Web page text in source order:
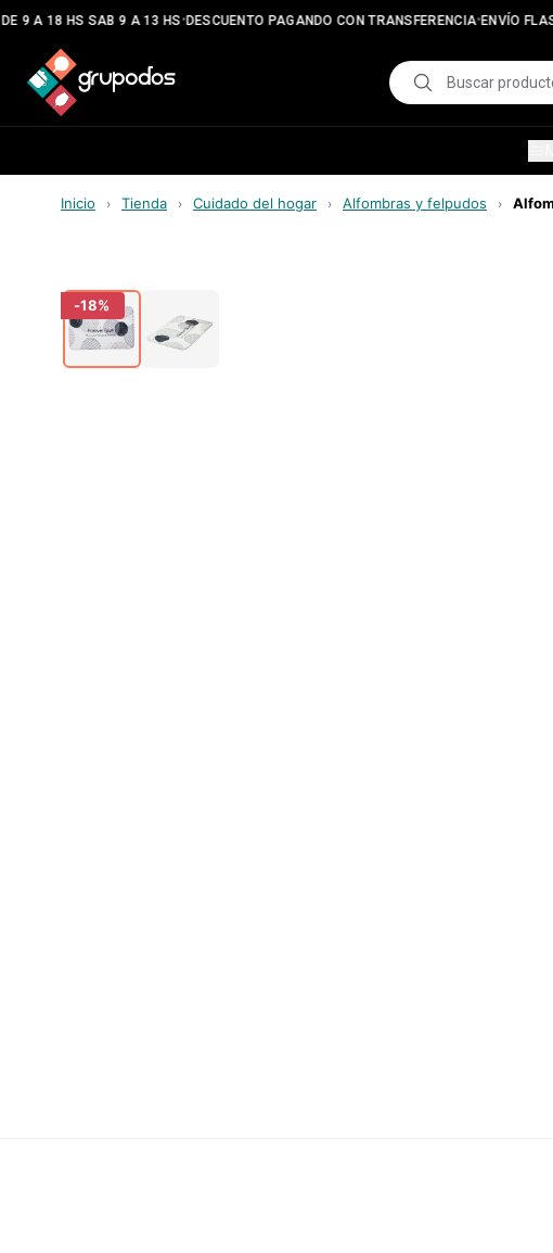
9 A 18 HS SAB 9 A 13 HS•DESCUENTO PAGANDO CON TRANSFERENCIA•ENVÍO
Inicio › Tienda › Cuidado del hogar › Alfombras y felpudos ›
-18%